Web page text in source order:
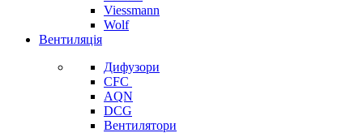
Viessmann
Wolf
Вентиляція
Дифузори
CFC
AQN
DCG
Вентилятори